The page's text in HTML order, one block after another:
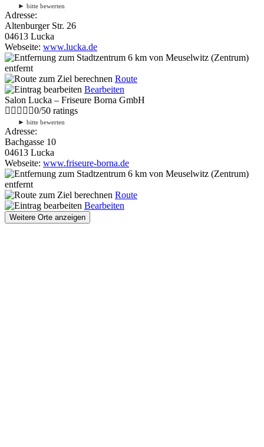
► bitte bewerten
Adresse:
Altenburger Str. 26
04613 Lucka
Webseite: www.lucka.de
6 km von Meuselwitz (Zentrum)
entfernt
Route
Bearbeiten
Salon Lucka – Friseure Borna GmbH
0/50 ratings
► bitte bewerten
Adresse:
Bachgasse 10
04613 Lucka
Webseite: www.friseure-borna.de
6 km von Meuselwitz (Zentrum)
entfernt
Route
Bearbeiten
Weitere Orte anzeigen